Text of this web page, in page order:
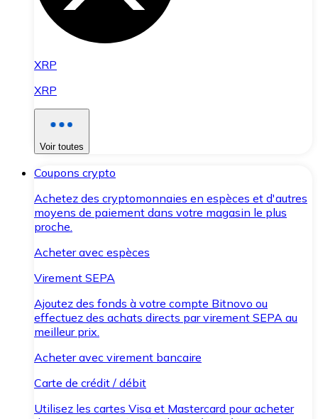
XRP
XRP
Voir toutes
Coupons crypto
Achetez des cryptomonnaies en espèces et d'autres
moyens de paiement dans votre magasin le plus
proche.
Acheter avec espèces
Virement SEPA
Ajoutez des fonds à votre compte Bitnovo ou
effectuez des achats directs par virement SEPA au
meilleur prix.
Acheter avec virement bancaire
Carte de crédit / débit
Utilisez les cartes Visa et Mastercard pour acheter